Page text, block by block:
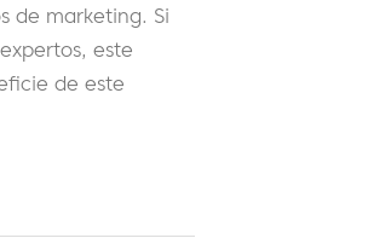
de marketing. Si
este
de este